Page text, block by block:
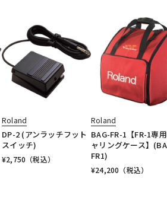
Roland
DP-2 (アンラッチフット
スイッチ)
¥2,750 （税込）
Roland
BAG-FR-1【FR-1専
ャリングケース】
FR1)
¥24,200 （税込）